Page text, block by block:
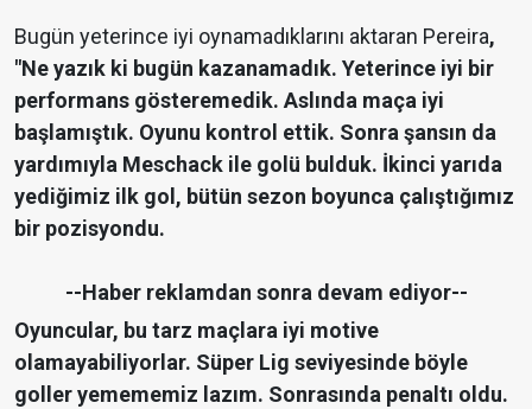
Bugün yeterince iyi oynamadıklarını aktaran Pereira,
"Ne yazık ki bugün kazanamadık. Yeterince iyi bir
performans gösteremedik. Aslında maça iyi
başlamıştık. Oyunu kontrol ettik. Sonra şansın da
yardımıyla Meschack ile golü bulduk. İkinci yarıda
yediğimiz ilk gol, bütün sezon boyunca çalıştığımız
bir pozisyondu.
--Haber reklamdan sonra devam ediyor--
Oyuncular, bu tarz maçlara iyi motive
olamayabiliyorlar. Süper Lig seviyesinde böyle
goller yemememiz lazım. Sonrasında penaltı oldu.